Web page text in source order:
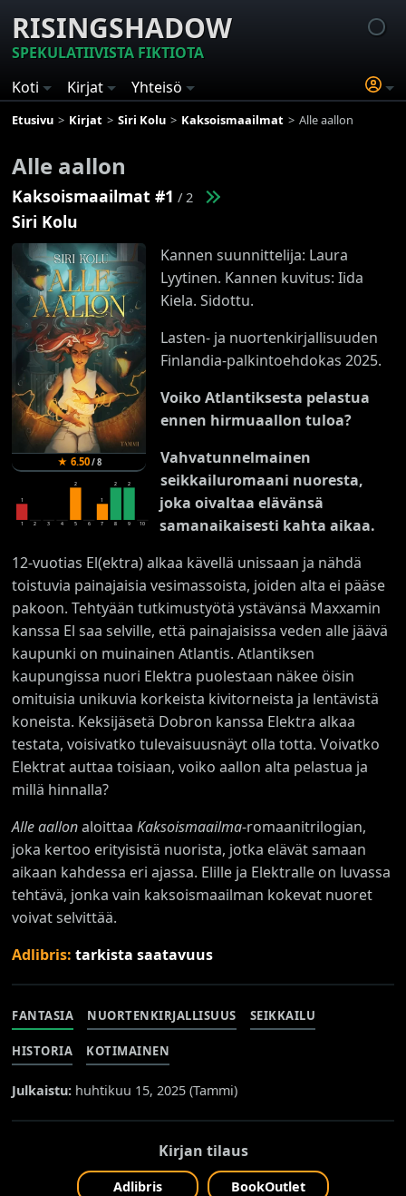
RISINGSHADOW
SPEKULATIIVISTA FIKTIOTA
Koti
Kirjat Yhteisö
Etusivu Kirjat Siri Kolu Kaksoismaailmat Alle aallon
Alle aallon
Kaksoismaailmat #1 / 2
Siri Kolu
★ 6.50/8
1
1 2 3 4
2
5 6
1
7
2
8
2
9 10
Kannen suunnittelija: Laura
Lyytinen. Kannen kuvitus: Iida
Kiela. Sidottu.
Lasten- ja nuortenkirjallisuuden
Finlandia-palkintoehdokas 2025.
Voiko Atlantiksesta pelastua
ennen hirmuaallon tuloa?
Vahvatunnelmainen
seikkailuromaani nuoresta,
joka oivaltaa elävänsä
samanaikaisesti kahta aikaa.
12-vuotias El(ektra) alkaa kävellä unissaan ja nähdä
toistuvia painajaisia vesimassoista, joiden alta ei pääse
pakoon. Tehtyään tutkimustyötä ystävänsä Maxxamin
kanssa El saa selville, että painajaisissa veden alle jäävä
kaupunki on muinainen Atlantis. Atlantiksen
kaupungissa nuori Elektra puolestaan näkee öisin
omituisia unikuvia korkeista kivitorneista ja lentävistä
koneista. Keksijäsetä Dobron kanssa Elektra alkaa
testata, voisivatko tulevaisuusnäyt olla totta. Voivatko
Elektrat auttaa toisiaan, voiko aallon alta pelastua ja
millä hinnalla?
Alle aallonaloittaaKaksoismaailma-romaanitrilogian,
joka kertoo erityisistä nuorista, jotka elävät samaan
aikaan kahdessa eri ajassa. Elille ja Elektralle on luvassa
tehtävä, jonka vain kaksoismaailman kokevat nuoret
voivat selvittää.
Adlibris:tarkista saatavuus
FANTASIA NUORTENKIRJALLISUUS SEIKKAILU
HISTORIA KOTIMAINEN
Julkaistu: huhtikuu 15, 2025 (Tammi)
Kirjan tilaus
Adlibris BookOutlet